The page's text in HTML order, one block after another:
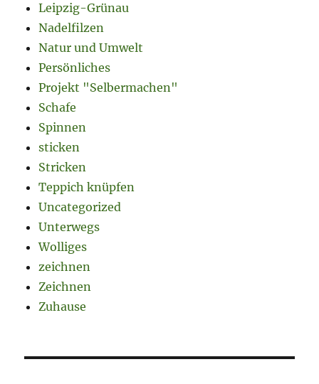
Leipzig-Grünau
Nadelfilzen
Natur und Umwelt
Persönliches
Projekt "Selbermachen"
Schafe
Spinnen
sticken
Stricken
Teppich knüpfen
Uncategorized
Unterwegs
Wolliges
zeichnen
Zeichnen
Zuhause